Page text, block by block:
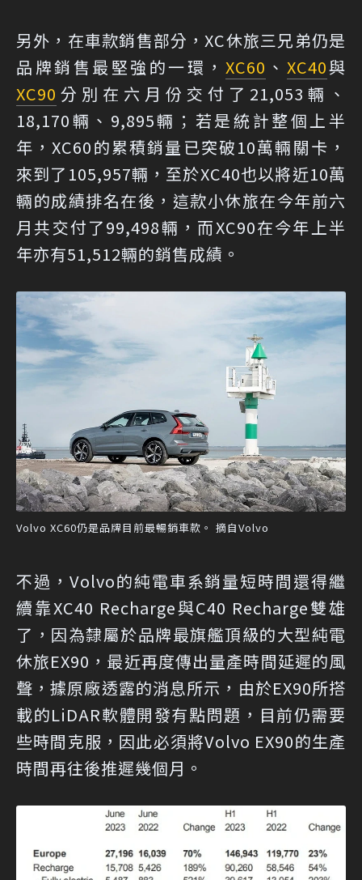
另外，在車款銷售部分，XC休旅三兄弟仍是
品牌銷售最堅強的一環， XC60 、 XC40與
XC90 分別在六月份交付了21,053輛、
18,170輛、9,895輛；若是統計整個上半
年，XC60的累積銷量已突破10萬輛關卡，
來到了105,957輛，至於XC40也以將近10萬
輛的成績排名在後，這款小休旅在今年前六
月共交付了99,498輛，而XC90在今年上半
年亦有51,512輛的銷售成績。
Volvo XC60仍是品牌目前最暢銷車款。 摘自Volvo
不過，Volvo的純電車系銷量短時間還得繼
續靠XC40 Recharge與C40 Recharge雙雄
了，因為隸屬於品牌最旗艦頂級的大型純電
休旅EX90，最近再度傳出量產時間延遲的風
聲，據原廠透露的消息所示，由於EX90所搭
載的LiDAR軟體開發有點問題，目前仍需要
些時間克服，因此必須將Volvo EX90的生產
時間再往後推遲幾個月。